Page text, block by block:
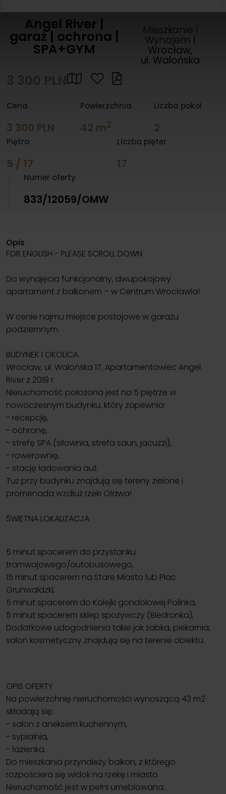
:
Angel River |
garaż | ochrona |
SPA+GYM
Mieszkanie |
Wynajem |
Wrocław,
ul. Walońska
3 300 PLN
Cena
3 300 PLN
Powierzchnia
42 m2
Liczba pokoi
2
Piętro
5 / 17
Liczba pięter
17
Numer oferty
833/12059/OMW
Opis
FOR ENGLISH - PLEASE SCROLL DOWN
Do wynajęcia funkcjonalny, dwupokojowy
apartament z balkonem – w Centrum Wrocławia!
W cenie najmu miejsce postojowe w garażu
podziemnym.
BUDYNEK I OKOLICA
Wrocław, ul. Walońska 17, Apartamentowiec Angel
River z 2019 r.
Nieruchomość położona jest na 5 piętrze w
nowoczesnym budynku, który zapewnia:
- recepcję,
- ochronę,
- strefę SPA (siłownia, strefa saun, jacuzzi),
- rowerownię,
- stację ładowania aut.
Tuż przy budynku znajdują się tereny zielone i
promenada wzdłuż rzeki Oława!
ŚWIETNA LOKALIZACJA
5 minut spacerem do przystanku
tramwajowego/autobusowego,
15 minut spacerem na Stare Miasto lub Plac
Grunwaldzki,
5 minut spacerem do Kolejki gondolowej Polinka,
5 minut spacerem sklep spożywczy (Biedronka),
Dodatkowe udogodnienia takie jak żabka, piekarnia,
salon kosmetyczny znajdują się na terenie obiektu.
OPIS OFERTY
Na powierzchnię nieruchomości wynoszącą 43 m2
składają się:
- salon z aneksem kuchennym,
- sypialnia,
- łazienka.
Do mieszkania przynależy balkon, z którego
rozpościera się widok na rzekę i miasto.
Nieruchomość jest w pełni umeblowana.